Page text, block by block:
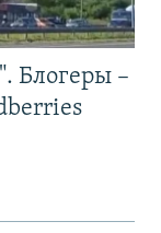
Блогеры –